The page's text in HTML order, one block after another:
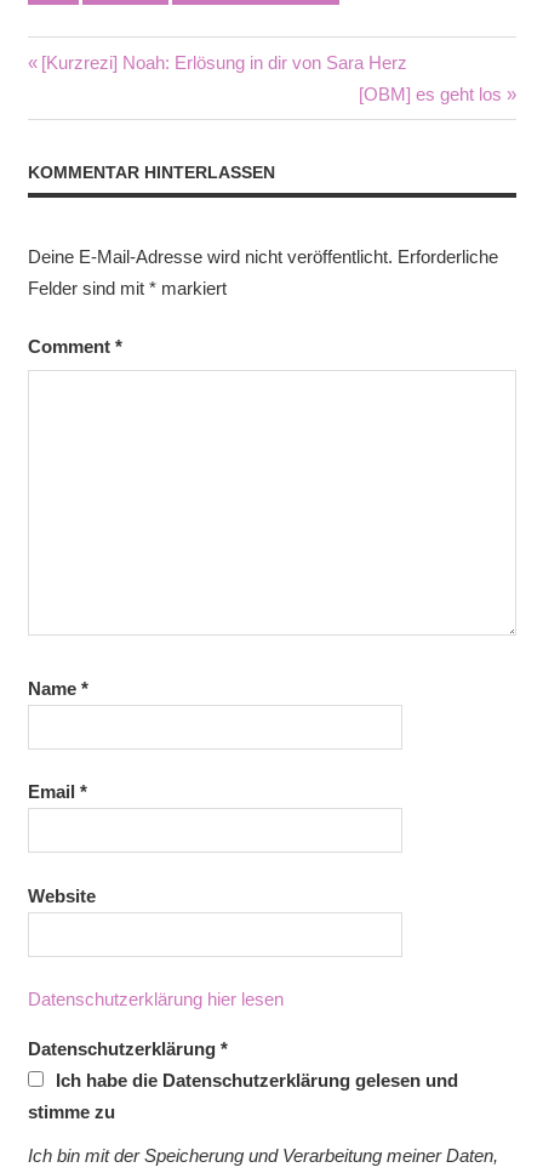
Beitragsnavigation
Vorheriger
[Kurzrezi] Noah: Erlösung in dir von Sara Herz
Nächster
Beitrag:
[OBM] es geht los
KOMMENTAR HINTERLASSEN
Deine E-Mail-Adresse wird nicht veröffentlicht. Erforderliche
Felder sind mit *markiert
Comment*
Name*
Email *
Website
Datenschutzerklärung hier lesen
Datenschutzerklärung*
Ich habe die Datenschutzerklärung gelesen und
stimme zu
Ich bin mit der Speicherung und Verarbeitung meiner Daten,